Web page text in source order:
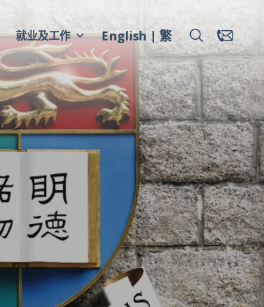
就业及工作 English 繁